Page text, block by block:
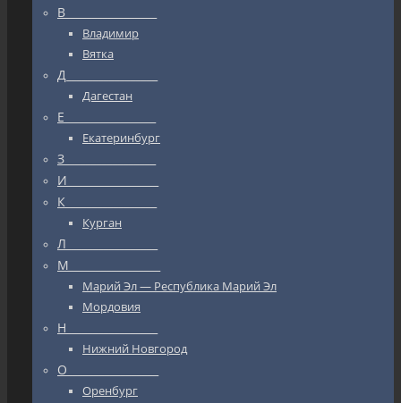
В_________________
Владимир
Вятка
Д_________________
Дагестан
Е_________________
Екатеринбург
З_________________
И_________________
К_________________
Курган
Л_________________
М_________________
Марий Эл — Республика Марий Эл
Мордовия
Н_________________
Нижний Новгород
О_________________
Оренбург